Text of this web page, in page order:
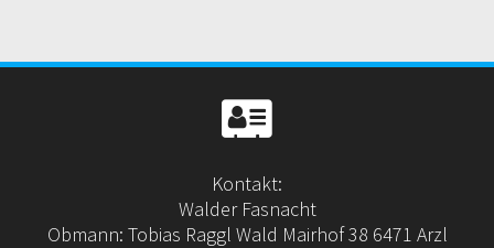
Kontakt:
Walder Fasnacht
Obmann: Tobias Raggl Wald Mairhof 38 6471 Arzl